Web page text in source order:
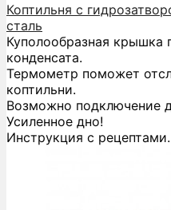
Коптильня с
сталь
Куполообразная крышка
конденсата.
Термометр поможет
коптильни.
Возможно подключение
Усиленное дно!
Инструкция с рецептами.